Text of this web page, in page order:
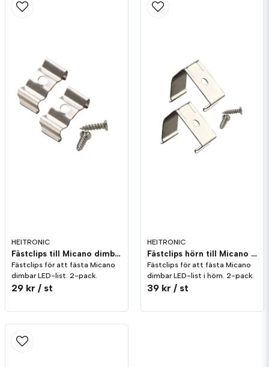
HEITRONIC
Fästclips till Micano dimbar LED-list
Fästclips för att fästa Micano
dimbar LED-list. 2-pack.
29 kr / st
HEITRONIC
Fästclips hörn till Micano dimbar LED-list
Fästclips för att fästa Micano
dimbar LED-list i hörn. 2-pack.
39 kr / st